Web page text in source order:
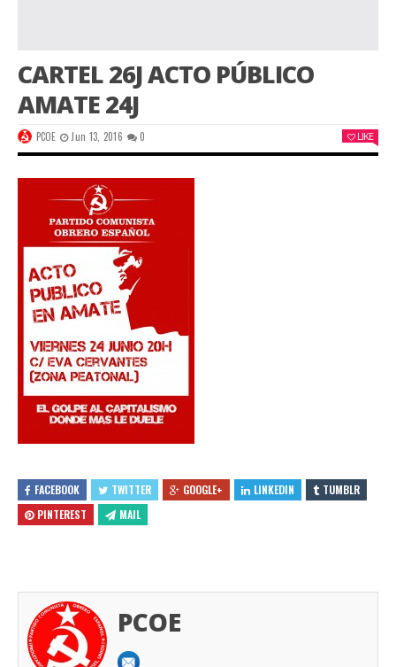
CARTEL 26J ACTO PÚBLICO
AMATE 24J
PCOE Jun 13, 2016 0 LIKE
FACEBOOK TWITTER GOOGLE+ LINKEDIN
TUMBLR
PINTEREST
MAIL
PCOE